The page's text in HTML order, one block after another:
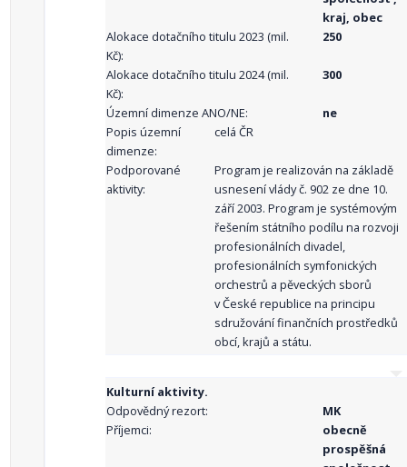
kraj, obec
Alokace dotačního titulu 2023 (mil.
Kč):
250
Alokace dotačního titulu 2024 (mil.
Kč):
300
Územní dimenze ANO/NE:
ne
Popis územní
dimenze:
celá ČR
Podporované
aktivity:
Program je realizován na základě
usnesení vlády č. 902 ze dne 10.
září 2003. Program je systémovým
řešením státního podílu na rozvoji
profesionálních divadel,
profesionálních symfonických
orchestrů a pěveckých sborů
v České republice na principu
sdružování finančních prostředků
obcí, krajů a státu.
Kulturní aktivity.
Odpovědný rezort:
MK
Příjemci:
obecně
prospěšná